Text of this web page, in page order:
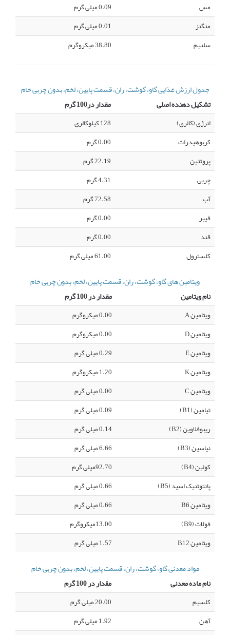
جدول ارزش غذایی گاو، گوشت، ران، قسمت پایین، لخم، بدون چربی خام
تشکیل دهنده اصلی
مقدار در100 گرم
انرژی (کالری)
128 کیلوکالری
کربوهیدرات
0.00 گرم
پروتئین
22.19 گرم
چربی
4.31 گرم
آب
72.58 گرم
فیبر
0.00 گرم
قند
0.00 گرم
کلسترول
61.00 میلی گرم
ویتامین های گاو، گوشت، ران، قسمت پایین، لخم، بدون چربی خام
نام ویتامین
مقدار در 100 گرم
ویتامین A
0.00 میکروگرم
ویتامین D
0.00 میکروگرم
ویتامین E
0.29 میلی گرم
ویتامین K
1.20 میکروگرم
ویتامین C
0.00 میلی گرم
تیامین (B1)
0.09 میلی گرم
ریبوفلاوین (B2)
0.14 میلی گرم
نیاسین (B3)
6.66 میلی گرم
کولین (B4)
92.70میلی گرم
پانتوتنیک اسید (B5)
0.66 میلی گرم
ویتامین B6
0.66 میلی گرم
فولات (B9)
13.00میکروگرم
ویتامین B12
1.57 میلی گرم
مواد معدنی گاو، گوشت، ران، قسمت پایین، لخم، بدون چربی خام
نام ماده معدنی
مقدار در 100 گرم
کلسیم
20.00 میلی گرم
آهن
1.92 میلی گرم
مس
0.09 میلی گرم
منگنز
0.01 میلی گرم
سلنیم
38.80 میکروگرم